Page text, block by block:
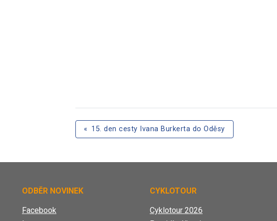
« 15. den cesty Ivana Burkerta do Oděsy
ODBĚR NOVINEK
Facebook
CYKLOTOUR
Cyklotour 2026